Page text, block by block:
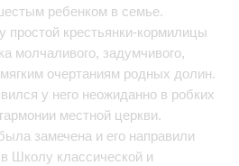
ребенком в семье.
простой крестьянки-кормилицы
молчаливого, задумчивого,
очертаниям родных долин.
у него неожиданно в робких
местной церкви.
замечена и его направили
Школу классической и